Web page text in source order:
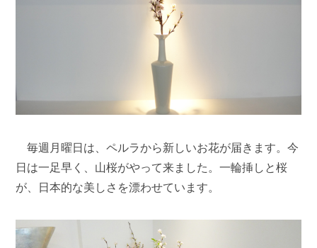
毎週月曜日は、ペルラから新しいお花が届きます。今
日は一足早く、山桜がやって来ました。一輪挿しと桜
が、日本的な美しさを漂わせています。